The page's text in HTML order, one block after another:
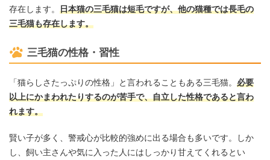
存在します。 日本猫の三毛猫は短毛ですが、他の猫種では長毛の
三毛猫も存在します。
三毛猫の性格・習性
「猫らしさたっぷりの性格」と言われることもある三毛猫。 必要
以上にかまわれたりするのが苦手で、自立した性格であると言わ
れます。
賢い子が多く、警戒心が比較的強めに出る場合も多いです。しか
し、飼い主さんや気に入った人にはしっかり甘えてくれるとい